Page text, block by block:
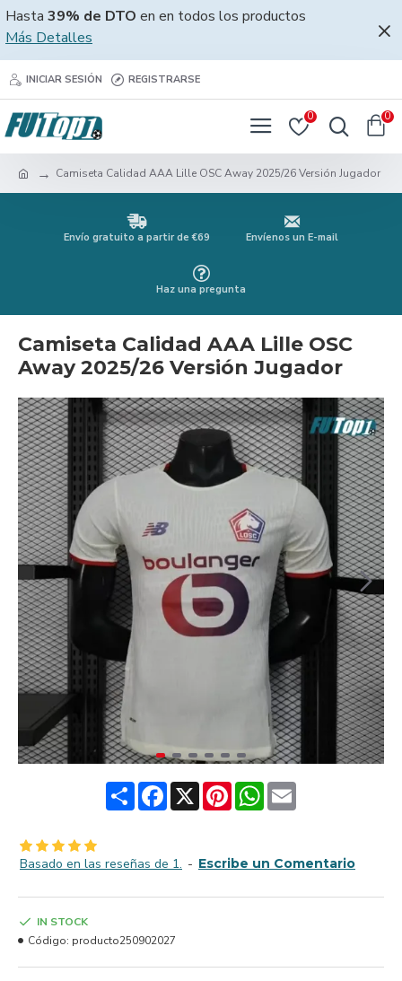
Hasta 39% de DTO en en todos los productos
Más Detalles
INICIAR SESIÓN REGISTRARSE
0 0
Camiseta Calidad AAA Lille OSC Away 2025/26 Versión Jugador
Envío gratuito a partir de €69 Envíenos un E-mail
Haz una pregunta
Camiseta Calidad AAA Lille OSC
Away 2025/26 Versión Jugador
ShareFacebook
X PinterestWhatsApp
Email
Basado en las reseñas de 1. - Escribe un Comentario
IN STOCK
Código: producto250902027